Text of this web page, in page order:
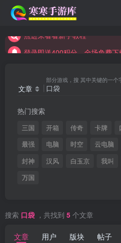
登录即送400积分，全场免费下
登录即送400积分，全场免费下
文章
部分游戏，搜 其中关键的一个
热门搜索
三国 开箱 传奇 卡牌
最强
电脑 时空 云电脑
封神
汉风 白玉京 我叫
万国
搜索 口袋 ，共找到 5 个文章
文章 用户 版块 帖子